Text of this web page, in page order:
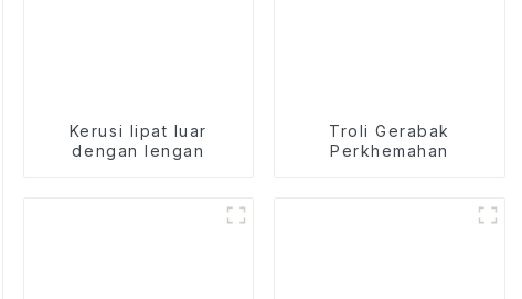
Kerusi lipat luar
dengan lengan
Troli Gerabak
Perkhemahan